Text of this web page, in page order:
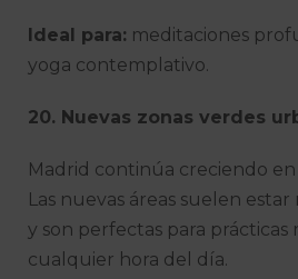
Ideal para: meditaciones
yoga contemplativo.
20. Nuevas zonas verdes
Madrid continúa creciendo en
Las nuevas áreas suelen
y son perfectas para prácticas
cualquier hora del día.